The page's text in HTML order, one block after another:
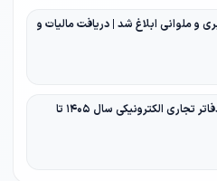
و ملوانی ابلاغ شد | دریافت مالیات و
تمدید مهلت ارسال دفاتر تجاری الکترونیکی سال ۱۴۰۵ تا